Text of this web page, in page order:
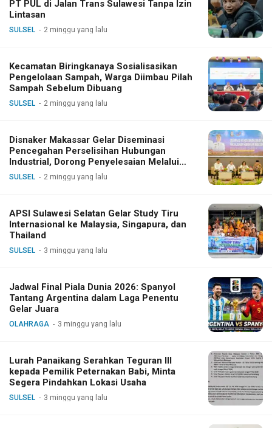
PT PUL di Jalan Trans Sulawesi Tanpa Izin
Lintasan
SULSEL 2 minggu yang lalu
Kecamatan Biringkanaya Sosialisasikan
Pengelolaan Sampah, Warga Diimbau Pilah
Sampah Sebelum Dibuang
SULSEL 2 minggu yang lalu
Disnaker Makassar Gelar Diseminasi
Pencegahan Perselisihan Hubungan
Industrial, Dorong Penyelesaian Melalui
Dialog
SULSEL 2 minggu yang lalu
APSI Sulawesi Selatan Gelar Study Tiru
Internasional ke Malaysia, Singapura, dan
Thailand
SULSEL 3 minggu yang lalu
Jadwal Final Piala Dunia 2026: Spanyol
Tantang Argentina dalam Laga Penentu
Gelar Juara
OLAHRAGA 3 minggu yang lalu
Lurah Panaikang Serahkan Teguran III
kepada Pemilik Peternakan Babi, Minta
Segera Pindahkan Lokasi Usaha
SULSEL 3 minggu yang lalu